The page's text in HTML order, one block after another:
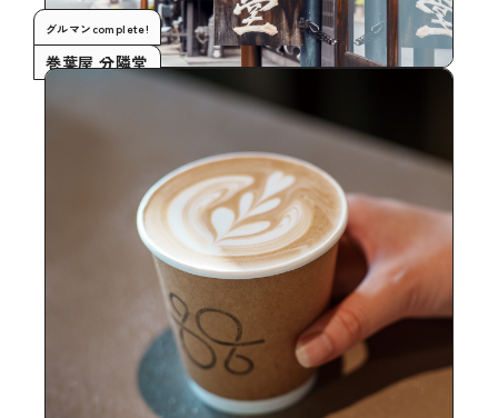
グルマンcomplete!
巻葉屋 分隣堂